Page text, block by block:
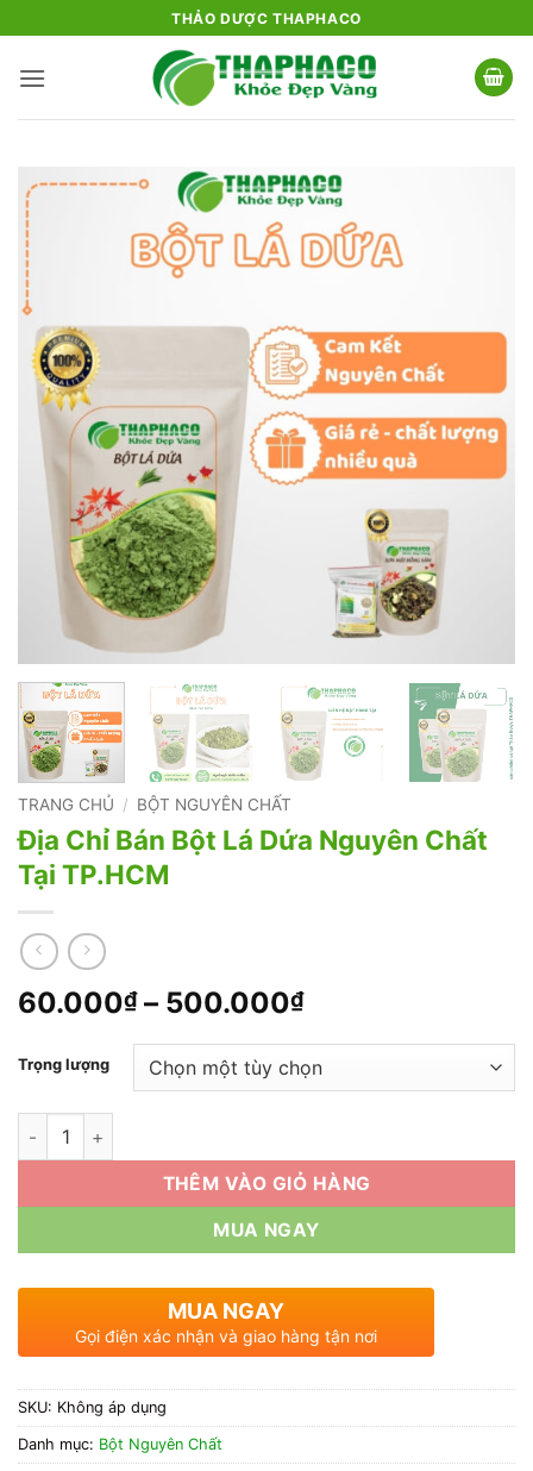
qua
nội
THẢO DƯỢC THAPHACO
TRANG CHỦ / BỘT NGUYÊN CHẤT
Địa Chỉ Bán Bột Lá Dứa Nguyên Chất
Tại TP.HCM
60.000₫ – 500.000₫Khoảng
từ
60.000₫
Trọng lượng
Địa Chỉ Bán Bột Lá Dứa Nguyên Chất Tại TP.HCM số lượng
THÊM VÀO GIỎ HÀNG
MUA NGAY
MUA NGAY
Gọi điện xác nhận và giao hàng tận nơi
SKU: Không áp dụng
Danh mục: Bột Nguyên Chất